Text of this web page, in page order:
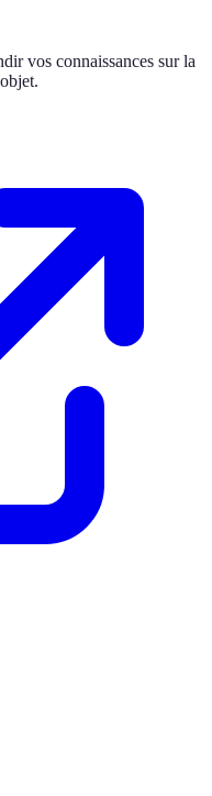
vos connaissances sur la